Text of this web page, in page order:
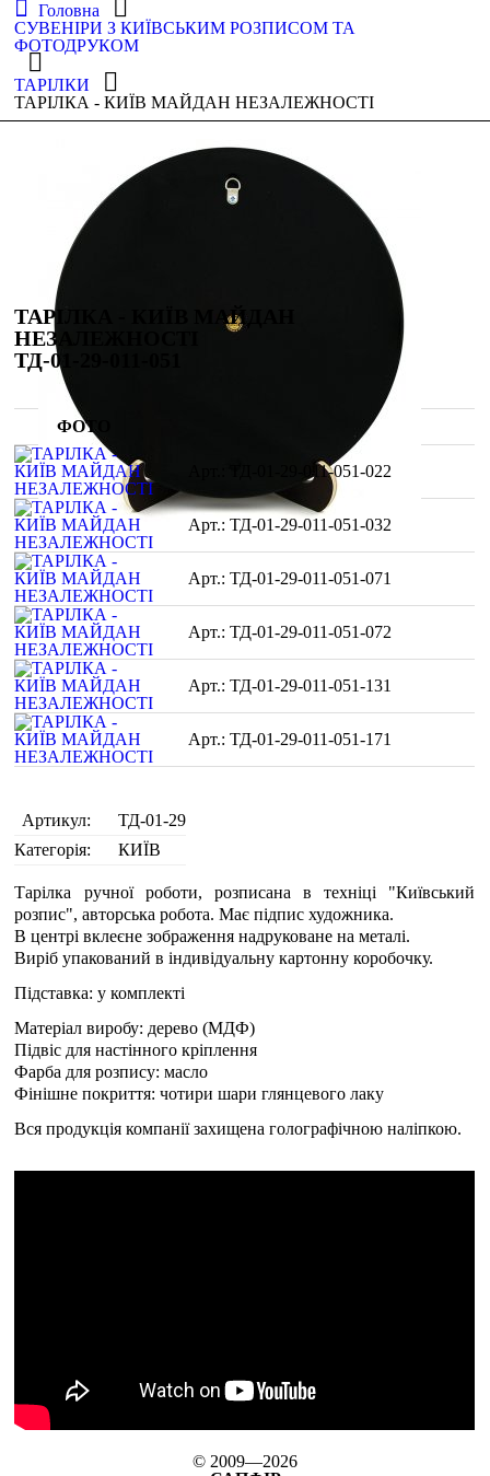
Головна
СУВЕНІРИ З КИЇВСЬКИМ РОЗПИСОМ ТА
ФОТОДРУКОМ
ТАРІЛКИ
ТАРІЛКА - КИЇВ МАЙДАН НЕЗАЛЕЖНОСТІ
ТАРІЛКА - КИЇВ МАЙДАН
НЕЗАЛЕЖНОСТІ
ТД-01-29-011-051
ФОТО
ТД-01-29-011-051-022
ТД-01-29-011-051-032
ТД-01-29-011-051-071
ТД-01-29-011-051-072
ТД-01-29-011-051-131
ТД-01-29-011-051-171
Артикул:
ТД-01-29
Категорія:
КИЇВ
Тарілка ручної роботи, розписана в техніці "Київський
розпис", авторська робота. Має підпис художника.
В центрі вклеєне зображення надруковане на металі.
Виріб упакований в індивідуальну картонну коробочку.
Підставка: у комплекті
Матеріал виробу: дерево (МДФ)
Підвіс для настінного кріплення
Фарба для розпису: масло
Фінішне покриття: чотири шари глянцевого лаку
Вся продукція компанії захищена голографічною наліпкою.
© 2009—2026